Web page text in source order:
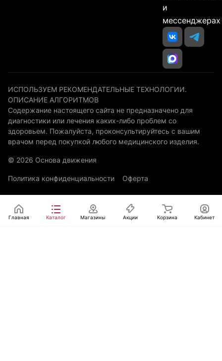
и
мессенджерах
ИСПОЛЬЗУЕМ РЕКОМЕНДАТЕЛЬНЫЕ ТЕХНОЛОГИИ.
ОПИСАНИЕ АЛГОРИТМОВ
Содержание настоящего сайта не предназначено для
диагностики или лечения каких-либо проблем со
здоровьем. Пожалуйста, проконсультируйтесь с вашим
врачом перед покупкой любого медицинского изделия.
© 2026 Основа движения
Политика конфиденциальности Оферта
Главная Каталог Магазины Акции Корзина Кабинет